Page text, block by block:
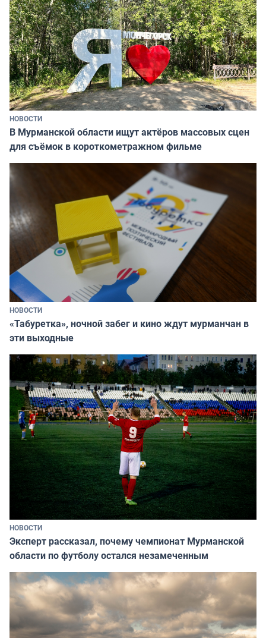
НОВОСТИ
В Мурманской области ищут актёров массовых сцен
для съёмок в короткометражном фильме
НОВОСТИ
«Табуретка», ночной забег и кино ждут мурманчан в
эти выходные
НОВОСТИ
Эксперт рассказал, почему чемпионат Мурманской
области по футболу остался незамеченным